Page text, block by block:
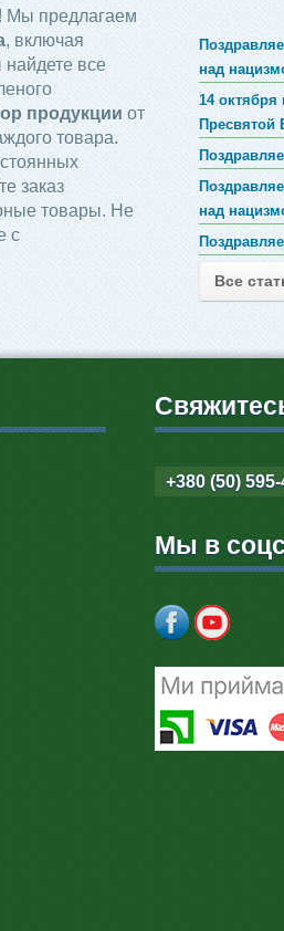
! Мы предлагаем
, включая
все
продукцииот
товара.
заказ
товары. Не
с
над
14
Пресвятой
над
Все
+380 (50)
Мы в